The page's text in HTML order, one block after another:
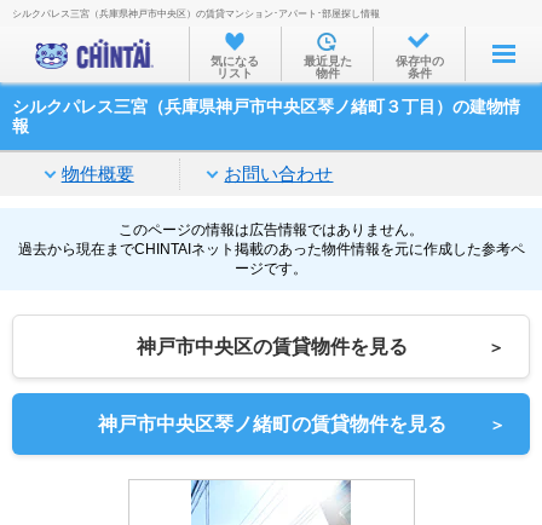
お部屋を探す
沿線・駅から
家賃相場から
物件特集から
TOP
シルクパレス三宮（兵庫県神戸市中央区）の賃貸マンション･アパート･部屋探し情報
気になる
リスト
最近見た
物件
保存中の
条件
シルクパレス三宮（兵庫県神戸市中央区琴ノ緒町３丁目）の建物情
報
物件概要 お問い合わせ
このページの情報は広告情報ではありません。
過去から現在までCHINTAIネット掲載のあった物件情報を元に作成した参考ペ
ージです。
神戸市中央区の賃貸物件を見る ＞
神戸市中央区琴ノ緒町の賃貸物件を見る ＞